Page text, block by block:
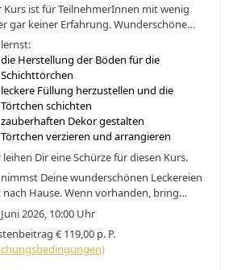
Kurs ist für TeilnehmerInnen mit wenig
gar keiner Erfahrung. Wunderschöne
Törten lecker und besonders hübsch
Zum verschenken, oder als
für die Kaffeetafel, als Dessert oder
Mitbringsel. Die Törtchen kann man mit
Variationen füllen, die Böden können in
Geschmacksrichtungen gebacken
und mit dem Dekor hat man
dem Anlass in Szene zu setzen.
diese kleinen leckeren Kunstwerk.
die Herstellung der Böden für die
Schichttörchen
leckere Füllung herzustellen und die
Törtchen schichten
zauberhaften Dekor gestalten
Törtchen verzieren und arrangieren
leihen Dir eine Schürze für diesen Kurs.
Deine wunderschönen Leckereien
nach Hause. Wenn vorhanden, bring
Behälter mit, um Deine Törtchen nach
zu transportieren.
2026, 10:00 Uhr
€ 119,00 p. P.